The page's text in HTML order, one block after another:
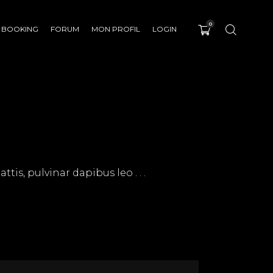
BOOKING FORUM MON PROFIL LOGIN
0
pulvinar dapibus leo . . .